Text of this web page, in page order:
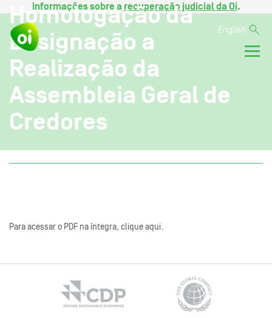
Informações sobre a recuperação judicial da Oi.
English
Homologação da
Designação a
Realização da
Assembleia Geral de
Credores
Para acessar o PDF na íntegra, clique aqui.